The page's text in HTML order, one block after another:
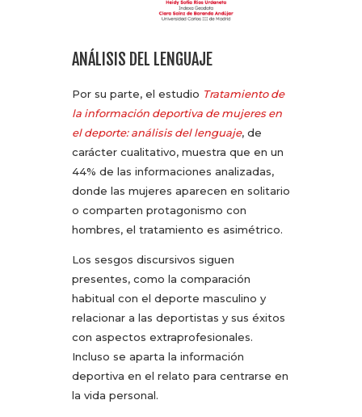
ANÁLISIS DEL LENGUAJE
Por su parte, el estudio Tratamiento de
la información deportiva de mujeres en
el deporte: análisis del lenguaje, de
carácter cualitativo, muestra que en un
44% de las informaciones analizadas,
donde las mujeres aparecen en solitario
o comparten protagonismo con
hombres, el tratamiento es asimétrico.
Los sesgos discursivos siguen
presentes, como la comparación
habitual con el deporte masculino y
relacionar a las deportistas y sus éxitos
con aspectos extraprofesionales.
Incluso se aparta la información
deportiva en el relato para centrarse en
la vida personal.